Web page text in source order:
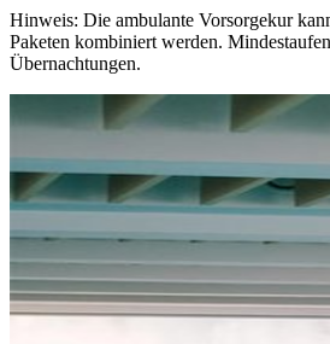
Hinweis: Die ambulante Vorsorgekur
Paketen kombiniert werden.
Übernachtungen.